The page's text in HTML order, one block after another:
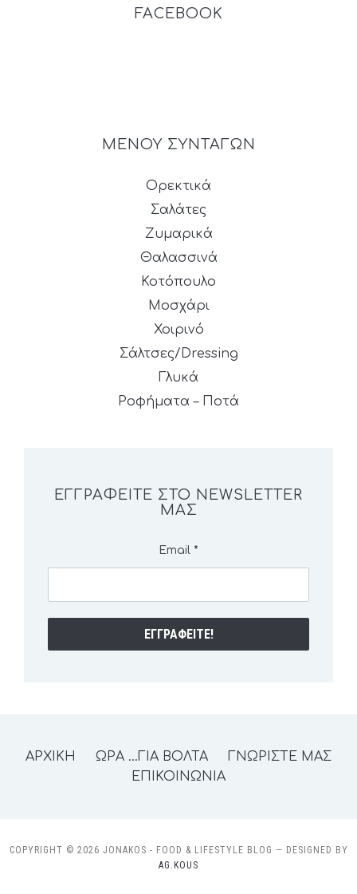
FACEBOOK
ΜΕΝΟΥ ΣΥΝΤΑΓΩΝ
Ορεκτικά
Σαλάτες
Ζυμαρικά
Θαλασσινά
Κοτόπουλο
Μοσχάρι
Χοιρινό
Σάλτσες/Dressing
Γλυκά
Ροφήματα – Ποτά
ΕΓΓΡΑΦΕΊΤΕ ΣΤΟ NEWSLETTER
ΜΑΣ
Email *
ΑΡΧΙΚΗ ΩΡΑ …ΓΙΑ ΒΟΛΤΑ
ΓΝΩΡΙΣΤΕ ΜΑΣ
ΕΠΙΚΟΙΝΩΝΙΑ
COPYRIGHT © 2026 JONAKOS - FOOD & LIFESTYLE BLOG — DESIGNED BY
AG.KOUS